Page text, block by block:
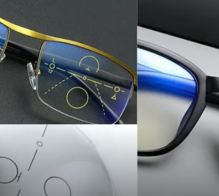
Pet Malzemeleri